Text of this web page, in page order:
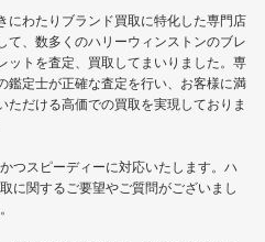
にわたりブランド買取に特化した専門店
て、数多くのハリーウィンストンのブレ
ットを査定、買取してまいりました。専
鑑定士が正確な査定を行い、お客様に満
ただける高価での買取を実現しておりま
つスピーディーに対応いたします。ハ
に関するご要望やご質問がございまし